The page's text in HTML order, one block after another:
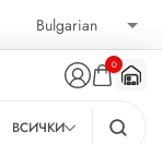
0
ВСИЧКИ